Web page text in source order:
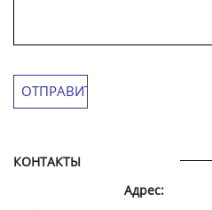
КОНТАКТЫ
Адрес: